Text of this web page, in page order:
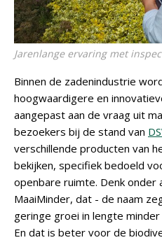
Jarenlange ervaring met
Binnen de zadenindustrie
hoogwaardigere en
aangepast aan de vraag uit
bezoekers bij de stand van
verschillende producten van
bekijken, specifiek bedoeld
openbare ruimte. Denk onder
MaaiMinder, dat - de naam
geringe groei in lengte
En dat is beter voor de